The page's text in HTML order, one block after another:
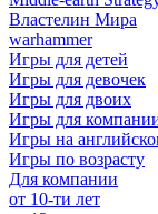
Властелин Мира
warhammer
Игры для детей
Игры для девочек
Игры для двоих
Игры для
Игры на
Игры по возрасту
Для компании
от 10-ти лет